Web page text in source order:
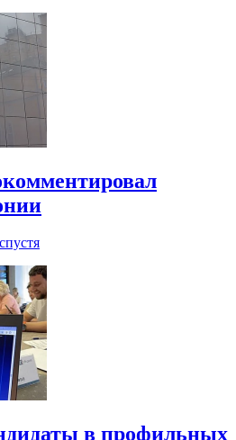
в профильных